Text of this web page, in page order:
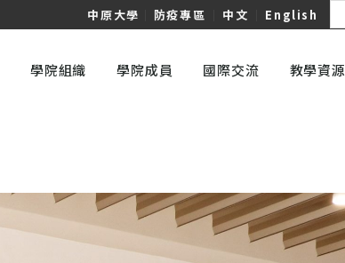
中原大學 防疫專區 中文 English
學院組織 學院成員 國際交流 教學資源